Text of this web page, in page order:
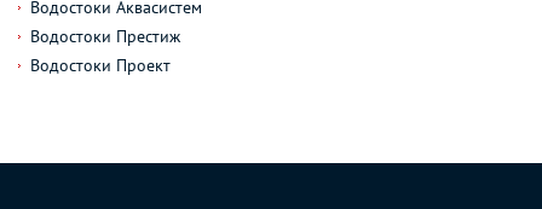
Водостоки Аквасистем
Водостоки Престиж
Водостоки Проект